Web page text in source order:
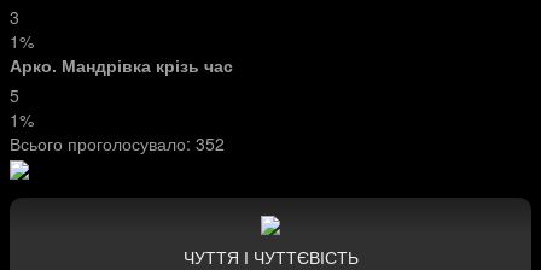
3
1%
Арко. Мандрівка крізь час
5
1%
Всього проголосувало: 352
ЧУТТЯ І ЧУТТЄВІСТЬ